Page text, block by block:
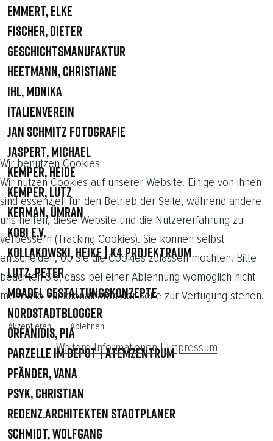
Emmert, Elke
Fischer, Dieter
Geschichtsmanufaktur
Heetmann, Christiane
Ihl, Monika
Italienverein
Jan Schmitz Fotografie
Jaspert, Michael
Kemper, Heide
Kemper, Lutz
Kerman, Ümran
KOBI e.V.
Kollakowski, Heike | K4 Projektraum
Lutz, Peter
Moadel Gestaltungskonzepte
Nordstadtblogger
Orfanidis, Pia
Parzelle im Depot | Atemzentrum
Pfänder, Vana
Psyk, Christian
Redenz.Architekten Stadtplaner
Schmidt, Wolfgang
Wir benutzen Cookies
Wir nutzen Cookies auf unserer Website. Einige von ihnen
sind essenziell für den Betrieb der Seite, während andere
uns helfen, diese Website und die Nutzererfahrung zu
verbessern (Tracking Cookies). Sie können selbst
entscheiden, ob Sie die Cookies zulassen möchten. Bitte
beachten Sie, dass bei einer Ablehnung womöglich nicht
mehr alle Funktionalitäten der Seite zur Verfügung stehen.
Akzeptieren Ablehnen
Weitere Informationen|Impressum